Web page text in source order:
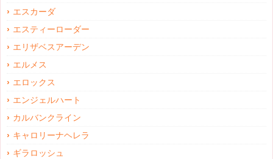
エスカーダ
エスティーローダー
エリザベスアーデン
エルメス
エロックス
エンジェルハート
カルバンクライン
キャロリーナヘレラ
ギラロッシュ